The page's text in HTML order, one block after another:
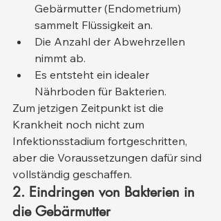
Gebärmutter (Endometrium)
sammelt Flüssigkeit an.
Die Anzahl der Abwehrzellen
nimmt ab.
Es entsteht ein idealer
Nährboden für Bakterien.
Zum jetzigen Zeitpunkt ist die
Krankheit noch nicht zum
Infektionsstadium fortgeschritten,
aber die Voraussetzungen dafür sind
vollständig geschaffen.
2. Eindringen von Bakterien in
die Gebärmutter